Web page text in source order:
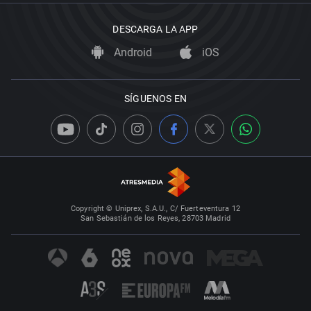
DESCARGA LA APP
Android iOS
SÍGUENOS EN
Copyright © Uniprex, S.A.U., C/ Fuerteventura 12
San Sebastián de los Reyes, 28703 Madrid